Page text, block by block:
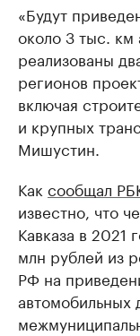
«Будут
около 3 тыс. км
реализованы
регионов
включая
и крупных
Мишустин.
Как сообщал
известно, что
Кавказа в 2021
млн рублей из
РФ на
автомобильных